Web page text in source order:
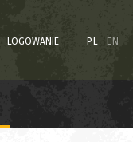
LOGOWANIE PL EN